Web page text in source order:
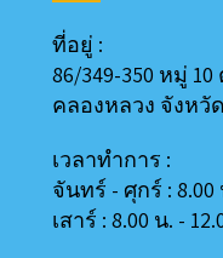
ที่อยู่ :
86/349-350 หมู่
คลองหลวง จังหวั
เวลาทำการ :
จันทร์ - ศุกร์ : 8.00
เสาร์ : 8.00 น. -